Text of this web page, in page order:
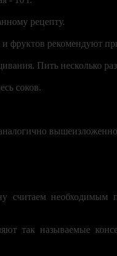
рецепту.
фруктов рекомендуют
Пить несколько
соков.
необходимым
так называемые